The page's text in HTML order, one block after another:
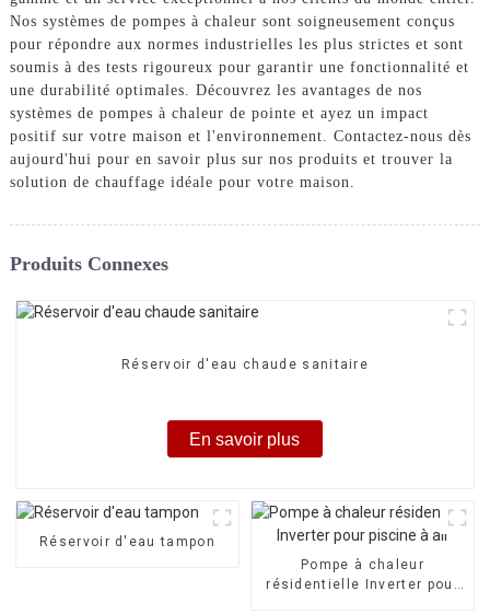
Nos systèmes de pompes à chaleur sont soigneusement conçus
pour répondre aux normes industrielles les plus strictes et sont
soumis à des tests rigoureux pour garantir une fonctionnalité et
une durabilité optimales. Découvrez les avantages de nos
systèmes de pompes à chaleur de pointe et ayez un impact
positif sur votre maison et l'environnement. Contactez-nous dès
aujourd'hui pour en savoir plus sur nos produits et trouver la
solution de chauffage idéale pour votre maison.
Produits Connexes
Réservoir d'eau chaude sanitaire
En savoir plus
Réservoir d'eau tampon
Pompe à chaleur
résidentielle Inverter pour